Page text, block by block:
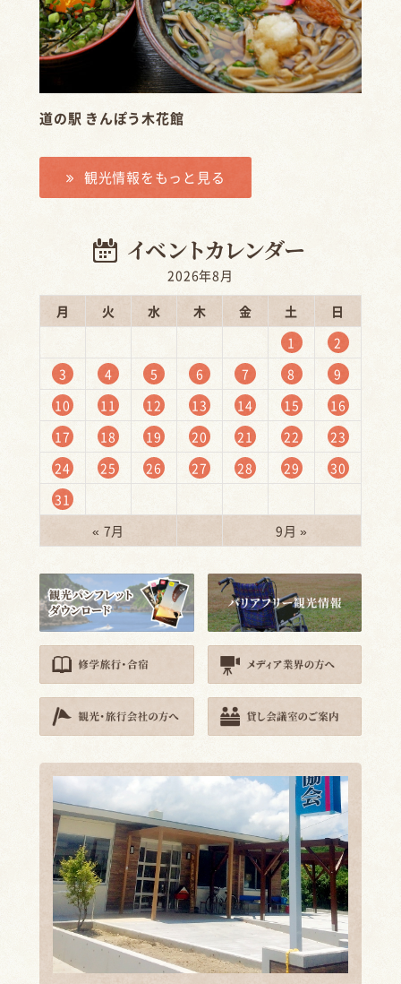
道の駅 きんぽう木花館
観光情報をもっと見る
2026年8月
月
火 水 木 金 土
日
1
2
3
4 5 6 7 8
9
10
11 12 13 14 15
16
17
18 19 20 21 22
23
24
25 26 27 28 29
30
31
« 7月
9月 »